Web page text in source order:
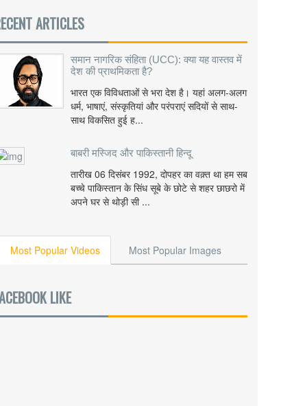
ARTICLES
समान नागरिक संहिता (UCC): क्या यह वास्तव में
देश की प्राथमिकता है?
भारत एक विविधताओं से भरा देश है। यहां अलग-अलग
धर्म, भाषाएं, संस्कृतियां और परंपराएं सदियों से साथ-
साथ विकसित हुई ह...
बाबरी मस्जिद और पाकिस्तानी हिन्दू
तारीख 06 दिसंबर 1992, दोपहर का वक़्त था हम सब
बच्चे पाकिस्तान के सिंध सूबे के छोटे से शहर छाछरो में
अपने घर से थोड़ी सी ...
Most Popular Videos Most Popular Images
LIKE